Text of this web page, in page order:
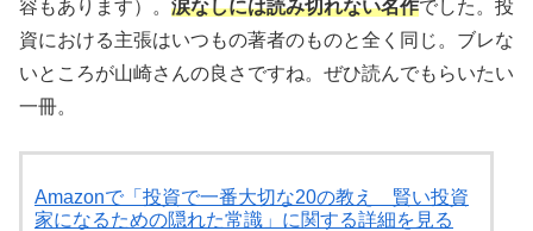
容もあります）。 涙なしには読み切れない名作でした。投
資における主張はいつもの著者のものと全く同じ。ブレな
いところが山崎さんの良さですね。ぜひ読んでもらいたい
一冊。
Amazonで「投資で一番大切な20の教え 賢い投資
家になるための隠れた常識」に関する詳細を見る